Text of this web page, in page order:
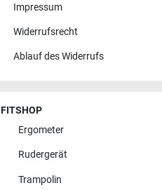
Impressum
Widerrufsrecht
Ablauf des Widerrufs
Ergometer
Rudergerät
Trampolin